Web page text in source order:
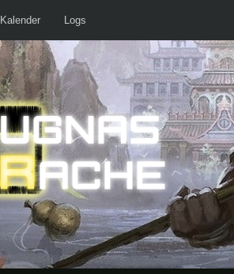
Kalender Logs